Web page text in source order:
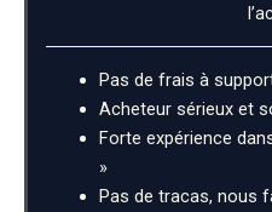
Pas de frais à
Acheteur sérieux et
Forte expérience
»
Pas de tracas, nous